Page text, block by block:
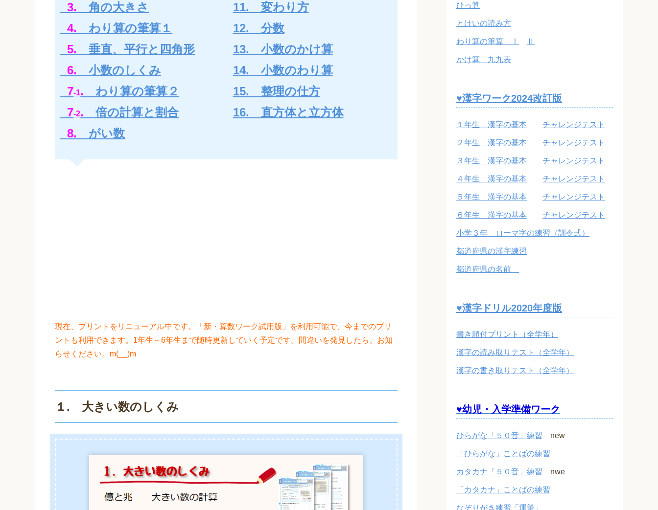
3. 角の大きさ
4. わり算の筆算１
5. 垂直、平行と四角形
6. 小数のしくみ
7-1. わり算の筆算２
7-2. 倍の計算と割合
8. がい数
11. 変わり方
12. 分数
13. 小数のかけ算
14. 小数のわり算
15. 整理の仕方
16. 直方体と立方体
現在、プリントをリニューアル中です。「新・算数ワーク試用版」を利用可能で、今までのプリ
ントも利用できます。1年生～6年生まで随時更新していく予定です。間違いを発見したら、お知
らせください。m(__)m
１. 大きい数のしくみ
ひっ算
とけいの読み方
わり算の筆算 Ⅰ Ⅱ
かけ算 九九表
♥漢字ワーク2024改訂版
１年生 漢字の基本 チャレンジテスト
２年生 漢字の基本 チャレンジテスト
３年生 漢字の基本 チャレンジテスト
４年生 漢字の基本 チャレンジテスト
５年生 漢字の基本 チャレンジテスト
６年生 漢字の基本 チャレンジテスト
小学３年 ローマ字の練習（訓令式）
都道府県の漢字練習
都道府県の名前
♥漢字ドリル2020年度版
書き順付プリント（全学年）
漢字の読み取りテスト（全学年）
漢字の書き取りテスト（全学年）
♥幼児・入学準備ワーク
ひらがな「５０音」練習 new
「ひらがな」ことばの練習
カタカナ「５０音」練習 nwe
「カタカナ」ことばの練習
なぞりがき練習「運筆」